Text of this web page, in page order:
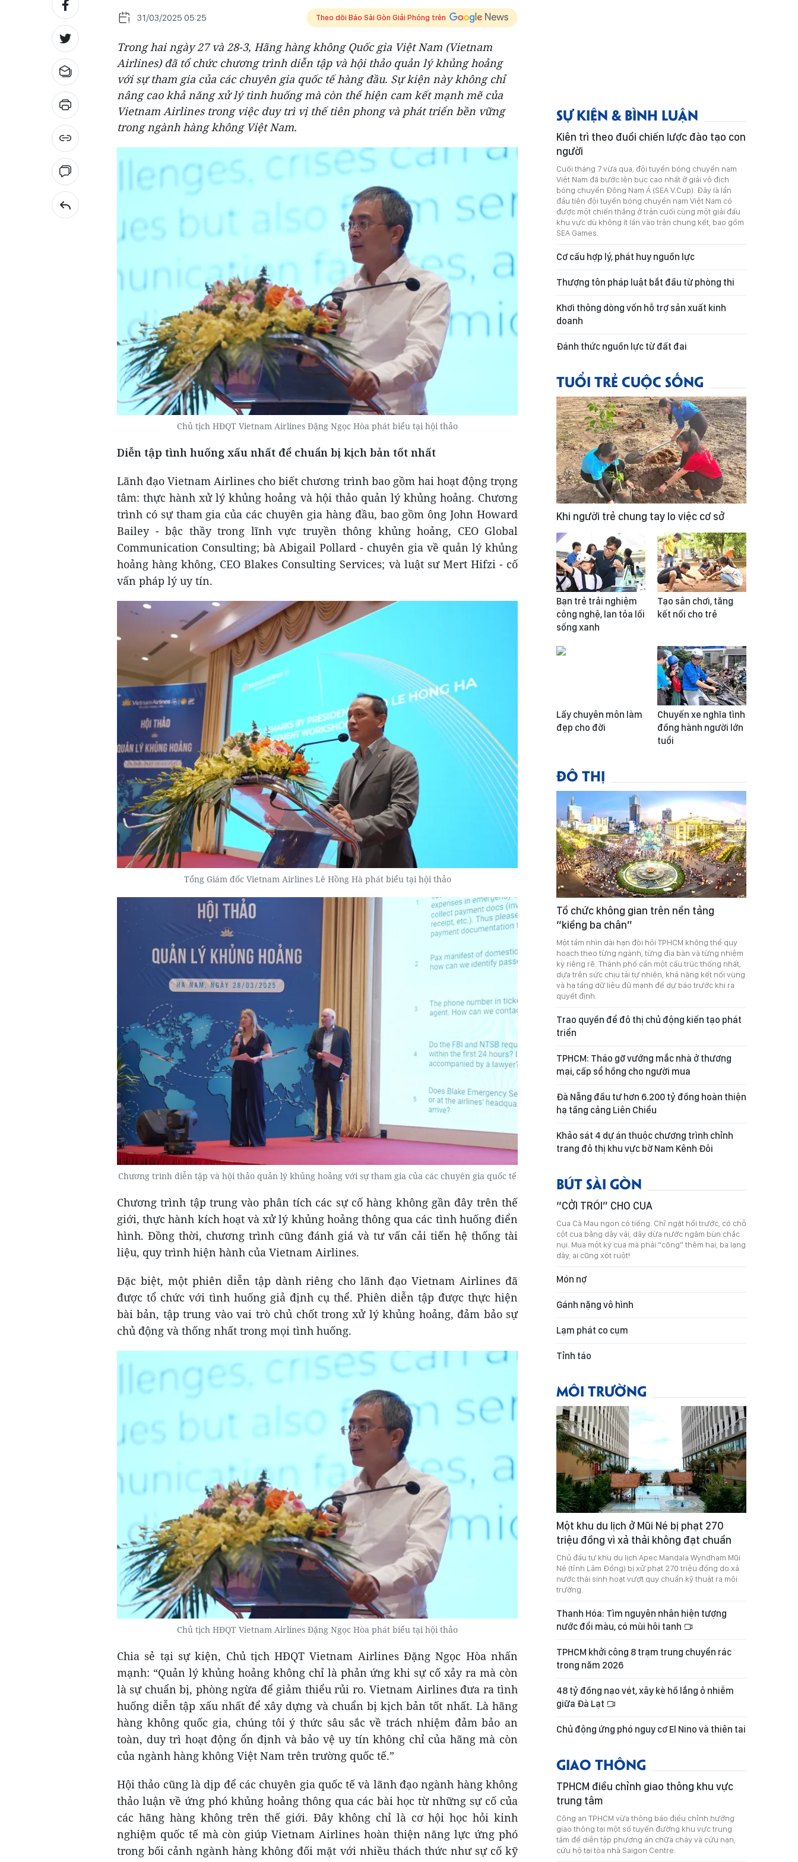
31/03/2025 05:25 Theo dõi Báo Sài Gòn Giải Phóng trên
Trong hai ngày 27 và 28-3, Hãng hàng không Quốc gia Việt Nam (Vietnam
Airlines) đã tổ chức chương trình diễn tập và hội thảo quản lý khủng hoảng
với sự tham gia của các chuyên gia quốc tế hàng đầu. Sự kiện này không chỉ
nâng cao khả năng xử lý tình huống mà còn thể hiện cam kết mạnh mẽ của
Vietnam Airlines trong việc duy trì vị thế tiên phong và phát triển bền vững
trong ngành hàng không Việt Nam.
Chủ tịch HĐQT Vietnam Airlines Đặng Ngọc Hòa phát biểu tại hội thảo
Diễn tập tình huống xấu nhất để chuẩn bị kịch bản tốt nhất
Lãnh đạo Vietnam Airlines cho biết chương trình bao gồm hai hoạt động trọng
tâm: thực hành xử lý khủng hoảng và hội thảo quản lý khủng hoảng. Chương
trình có sự tham gia của các chuyên gia hàng đầu, bao gồm ông John Howard
Bailey - bậc thầy trong lĩnh vực truyền thông khủng hoảng, CEO Global
Communication Consulting; bà Abigail Pollard - chuyên gia về quản lý khủng
hoảng hàng không, CEO Blakes Consulting Services; và luật sư Mert Hifzi - cố
vấn pháp lý uy tín.
Tổng Giám đốc Vietnam Airlines Lê Hồng Hà phát biểu tại hội thảo
Chương trình diễn tập và hội thảo quản lý khủng hoảng với sự tham gia của các chuyên gia quốc tế
Chương trình tập trung vào phân tích các sự cố hàng không gần đây trên thế
giới, thực hành kích hoạt và xử lý khủng hoảng thông qua các tình huống điển
hình. Đồng thời, chương trình cũng đánh giá và tư vấn cải tiến hệ thống tài
liệu, quy trình hiện hành của Vietnam Airlines.
Đặc biệt, một phiên diễn tập dành riêng cho lãnh đạo Vietnam Airlines đã
được tổ chức với tình huống giả định cụ thể. Phiên diễn tập được thực hiện
bài bản, tập trung vào vai trò chủ chốt trong xử lý khủng hoảng, đảm bảo sự
chủ động và thống nhất trong mọi tình huống.
Chủ tịch HĐQT Vietnam Airlines Đặng Ngọc Hòa phát biểu tại hội thảo
Chia sẻ tại sự kiện, Chủ tịch HĐQT Vietnam Airlines Đặng Ngọc Hòa nhấn
mạnh: “Quản lý khủng hoảng không chỉ là phản ứng khi sự cố xảy ra mà còn
là sự chuẩn bị, phòng ngừa để giảm thiểu rủi ro. Vietnam Airlines đưa ra tình
huống diễn tập xấu nhất để xây dựng và chuẩn bị kịch bản tốt nhất. Là hãng
hàng không quốc gia, chúng tôi ý thức sâu sắc về trách nhiệm đảm bảo an
toàn, duy trì hoạt động ổn định và bảo vệ uy tín không chỉ của hãng mà còn
của ngành hàng không Việt Nam trên trường quốc tế.”
Hội thảo cũng là dịp để các chuyên gia quốc tế và lãnh đạo ngành hàng không
thảo luận về ứng phó khủng hoảng thông qua các bài học từ những sự cố của
các hãng hàng không trên thế giới. Đây không chỉ là cơ hội học hỏi kinh
nghiệm quốc tế mà còn giúp Vietnam Airlines hoàn thiện năng lực ứng phó
trong bối cảnh ngành hàng không đối mặt với nhiều thách thức như sự cố kỹ
SỰ KIỆN & BÌNH LUẬN
Kiên trì theo đuổi chiến lược đào tạo con
người
Cuối tháng 7 vừa qua, đội tuyển bóng chuyền nam
Việt Nam đã bước lên bục cao nhất ở giải vô địch
bóng chuyền Đông Nam Á (SEA V.Cup). Đây là lần
đầu tiên đội tuyển bóng chuyền nam Việt Nam có
được một chiến thắng ở trận cuối cùng một giải đấu
khu vực dù không ít lần vào trận chung kết, bao gồm
SEA Games.
Cơ cấu hợp lý, phát huy nguồn lực
Thượng tôn pháp luật bắt đầu từ phòng thi
Khơi thông dòng vốn hỗ trợ sản xuất kinh
doanh
Đánh thức nguồn lực từ đất đai
TUỔI TRẺ CUỘC SỐNG
Khi người trẻ chung tay lo việc cơ sở
Bạn trẻ trải nghiệm
công nghệ, lan tỏa lối
sống xanh
Tạo sân chơi, tăng
kết nối cho trẻ
Lấy chuyên môn làm
đẹp cho đời
Chuyến xe nghĩa tình
đồng hành người lớn
tuổi
ĐÔ THỊ
Tổ chức không gian trên nền tảng
“kiềng ba chân”
Một tầm nhìn dài hạn đòi hỏi TPHCM không thể quy
hoạch theo từng ngành, từng địa bàn và từng nhiệm
kỳ riêng rẽ. Thành phố cần một cấu trúc thống nhất,
dựa trên sức chịu tải tự nhiên, khả năng kết nối vùng
và hạ tầng dữ liệu đủ mạnh để dự báo trước khi ra
quyết định.
Trao quyền để đô thị chủ động kiến tạo phát
triển
TPHCM: Tháo gỡ vướng mắc nhà ở thương
mại, cấp sổ hồng cho người mua
Đà Nẵng đầu tư hơn 6.200 tỷ đồng hoàn thiện
hạ tầng cảng Liên Chiểu
Khảo sát 4 dự án thuộc chương trình chỉnh
trang đô thị khu vực bờ Nam Kênh Đôi
BÚT SÀI GÒN
“CỞI TRÓI” CHO CUA
Cua Cà Mau ngon có tiếng. Chỉ ngặt hồi trước, có chỗ
cột cua bằng dây vải, dây dừa nước ngâm bùn chắc
nụi. Mua một ký cua mà phải “cõng” thêm hai, ba lạng
dây, ai cũng xót ruột!
Món nợ
Gánh nặng vô hình
Lạm phát co cụm
Tỉnh táo
MÔI TRƯỜNG
Một khu du lịch ở Mũi Né bị phạt 270
triệu đồng vì xả thải không đạt chuẩn
Chủ đầu tư khu du lịch Apec Mandala Wyndham Mũi
Né (tỉnh Lâm Đồng) bị xử phạt 270 triệu đồng do xả
nước thải sinh hoạt vượt quy chuẩn kỹ thuật ra môi
trường.
Thanh Hóa: Tìm nguyên nhân hiện tượng
nước đổi màu, có mùi hôi tanh
TPHCM khởi công 8 trạm trung chuyển rác
trong năm 2026
48 tỷ đồng nạo vét, xây kè hồ lắng ô nhiễm
giữa Đà Lạt
Chủ động ứng phó nguy cơ El Nino và thiên tai
GIAO THÔNG
TPHCM điều chỉnh giao thông khu vực
trung tâm
Công an TPHCM vừa thông báo điều chỉnh hướng
giao thông tại một số tuyến đường khu vực trung
tâm để diễn tập phương án chữa cháy và cứu nạn,
cứu hộ tại tòa nhà Saigon Centre.